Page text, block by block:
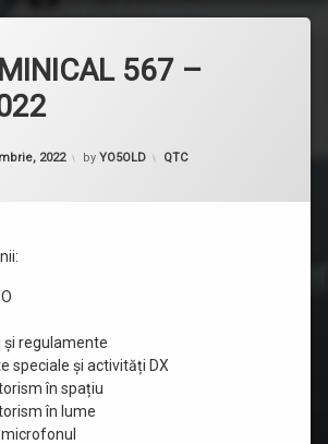
567 –
2022 by YO5OLD Categorii:
QTC
și regulamente
speciale și activități DX
în spațiu
în lume